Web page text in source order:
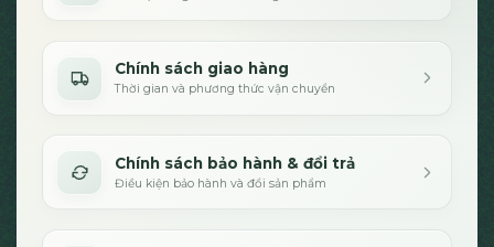
Chính sách giao hàng
Thời gian và phương thức vận chuyển
Chính sách bảo hành & đổi trả
Điều kiện bảo hành và đổi sản phẩm